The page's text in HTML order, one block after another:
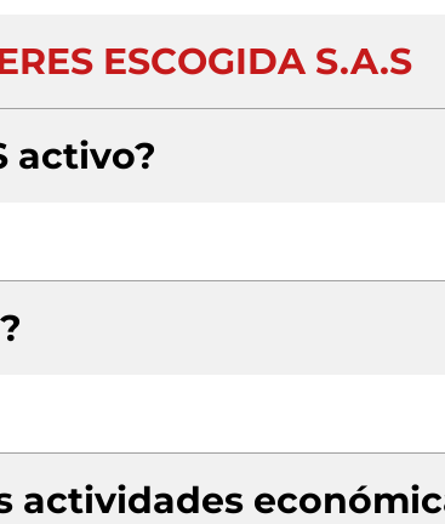
ESCOGIDA S.A.S
activo?
actividades